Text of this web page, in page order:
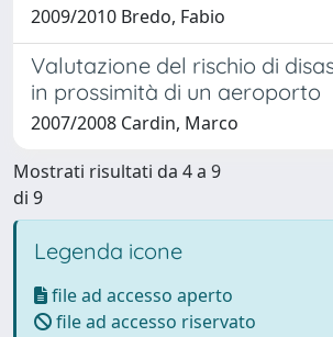
2009/2010 Bredo, Fabio
Valutazione del rischio di
in prossimità di un aeroporto
2007/2008 Cardin, Marco
Mostrati risultati da 4 a 9
di 9
Legenda icone
file ad accesso aperto
file ad accesso riservato